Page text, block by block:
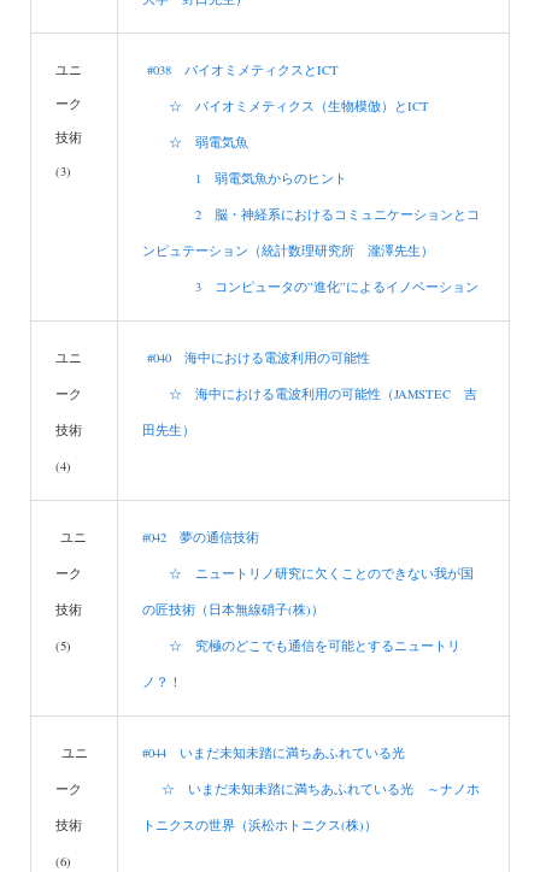
ユニ
ーク
技術
(3)
#038 バイオミメティクスとICT
☆ バイオミメティクス（生物模倣）とICT
☆ 弱電気魚
1 弱電気魚からのヒント
2 脳・神経系におけるコミュニケーションとコ
ンピュテーション（統計数理研究所 瀧澤先生）
3 コンピュータの”進化”によるイノベーション
ユニ
ーク
技術
(4)
#040 海中における電波利用の可能性
☆ 海中における電波利用の可能性（JAMSTEC 吉
田先生）
ユニ
ーク
技術
(5)
#042 夢の通信技術
☆ ニュートリノ研究に欠くことのできない我が国
の匠技術（日本無線硝子(株)）
☆ 究極のどこでも通信を可能とするニュートリ
ノ？！
ユニ
ーク
技術
(6)
#044 いまだ未知未踏に満ちあふれている光
☆ いまだ未知未踏に満ちあふれている光 ～ナノホ
トニクスの世界（浜松ホトニクス(株)）